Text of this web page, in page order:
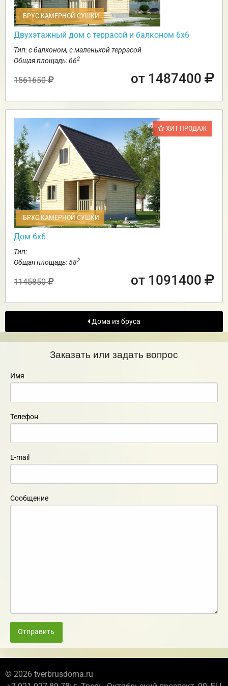
БРУС КАМЕРНОЙ СУШКИ
Двухэтажный дом с террасой и балконом 6х6
Тип: с балконом, с маленькой террасой
Общая площадь: 662
1561650 от 1487400
ХИТ ПРОДАЖ
БРУС КАМЕРНОЙ СУШКИ
Дом 6х6
Тип:
Общая площадь: 582
1145850 от 1091400
Дома из бруса
Заказать или задать вопрос
Имя
Телефон
E-mail
Сообщение
Отправить
© 2026 tverbrusdoma.ru